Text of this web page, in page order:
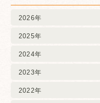
2026年
2025年
2024年
2023年
2022年